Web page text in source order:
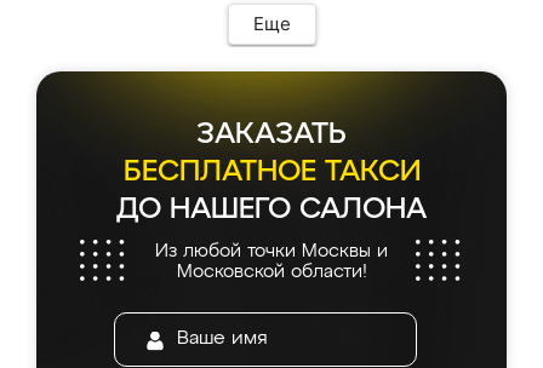
Еще
ЗАКАЗАТЬ
БЕСПЛАТНОЕ ТАКСИ
ДО НАШЕГО САЛОНА
Из любой точки Москвы и
Московской области!